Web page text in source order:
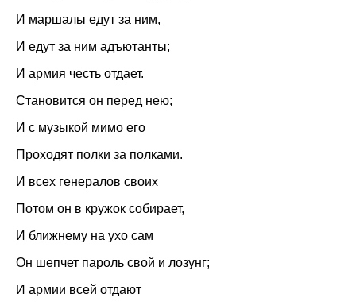
И маршалы едут за ним,
И едут за ним адъютанты;
И армия честь отдает.
Становится он перед нею;
И с музыкой мимо его
Проходят полки за полками.
И всех генералов своих
Потом он в кружок собирает,
И ближнему на ухо сам
Он шепчет пароль свой и лозунг;
И армии всей отдают